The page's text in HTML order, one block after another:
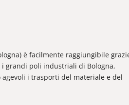
è facilmente raggiungibile
grandi poli industriali di Bologna,
agevoli i trasporti del materiale e del